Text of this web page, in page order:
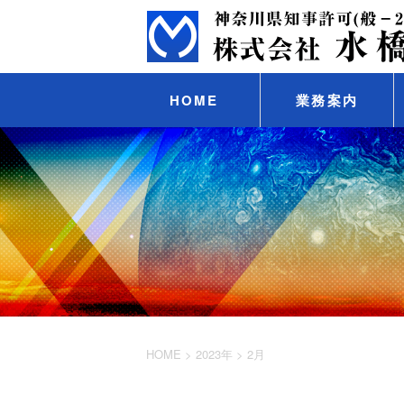
HOME 業務案内
HOME > 2023年 > 2月